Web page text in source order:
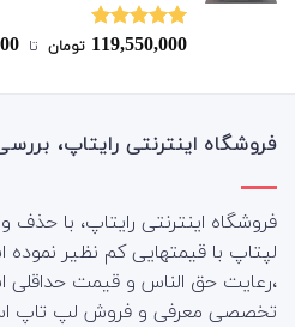
نمره5.00
119,550,000 تومان ‌ تا ‌
فروشگاه اینترنتی رایتاپ،
فروشگاه اینترنتی رایتاپ، با
لپتاپ با قیمتهایی کم نظیر
،رعایت حق الناس و قیمت
تخصصی معرفی و فروش لپ تاپ